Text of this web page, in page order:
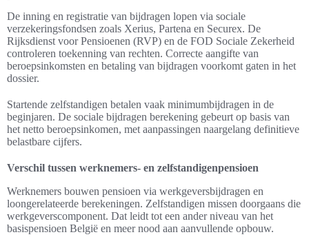
De inning en registratie van bijdragen lopen via sociale
verzekeringsfondsen zoals Xerius, Partena en Securex. De
Rijksdienst voor Pensioenen (RVP) en de FOD Sociale Zekerheid
controleren toekenning van rechten. Correcte aangifte van
beroepsinkomsten en betaling van bijdragen voorkomt gaten in het
dossier.
Startende zelfstandigen betalen vaak minimumbijdragen in de
beginjaren. De sociale bijdragen berekening gebeurt op basis van
het netto beroepsinkomen, met aanpassingen naargelang definitieve
belastbare cijfers.
Verschil tussen werknemers- en zelfstandigenpensioen
Werknemers bouwen pensioen via werkgeversbijdragen en
loongerelateerde berekeningen. Zelfstandigen missen doorgaans die
werkgeverscomponent. Dat leidt tot een ander niveau van het
basispensioen België en meer nood aan aanvullende opbouw.